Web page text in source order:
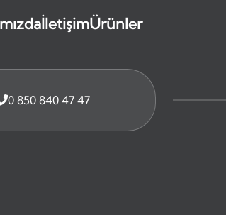
İletişimÜrünler
0 850 840 47 47